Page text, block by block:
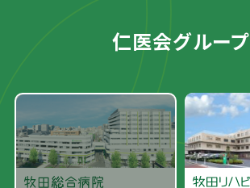
仁医会グループ